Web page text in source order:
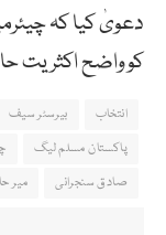
دعویٰ کیا کہ
کو واضح اکثریت
انتخاب بیرسٹر سیف
پاکستان مسلم لیگ
صادق سنجرانی
میر